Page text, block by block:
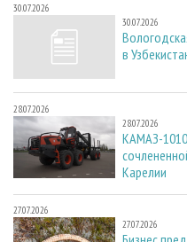
30.07.2026
30.07.2026
в
28.07.2026
28.07.2026
КАМАЗ-
Карелии
27.07.2026
27.07.2026